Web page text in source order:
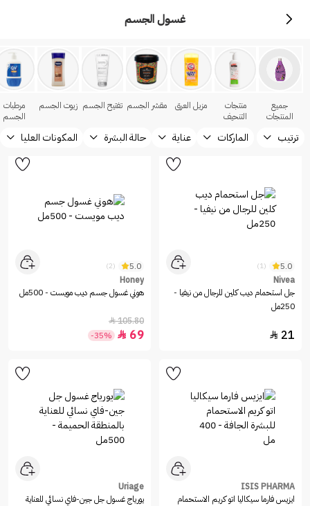
غسول الجسم
جميع
المنتجات
منتجات
التنحيف
مزيل العرق مقشر الجسم تفتيح الجسم زيوت الجسم
مرطبات
الجسم
ترتيب الماركات عناية حالة البشرة المكونات العليا
5.0
(1)
Nivea
جل استحمام ديب كلين للرجال من نيفيا -
250مل
21

5.0
(2)
Honey
هوني غسول جسم ديب مويست - 500مل
105.80

69

-35%
ISIS PHARMA
ايزيس فارما سيكاليا اتو كريم الاستحمام
Uriage
يورياج غسول جل جين-فاي نسائي للعناية